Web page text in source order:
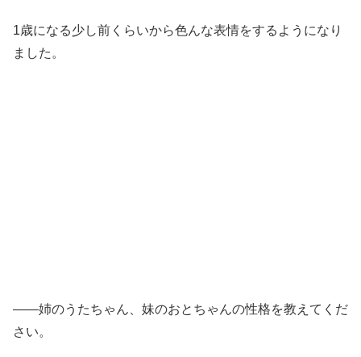
1歳になる少し前くらいから色んな表情をするようになり
ました。
――姉のうたちゃん、妹のおとちゃんの性格を教えてくだ
さい。